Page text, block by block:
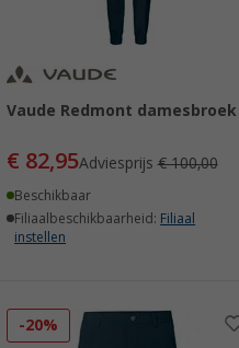
Vaude Redmont damesbroek
€ 82,95Adviesprijs€ 100,00
Beschikbaar
Filiaalbeschikbaarheid: Filiaal
instellen
-20%